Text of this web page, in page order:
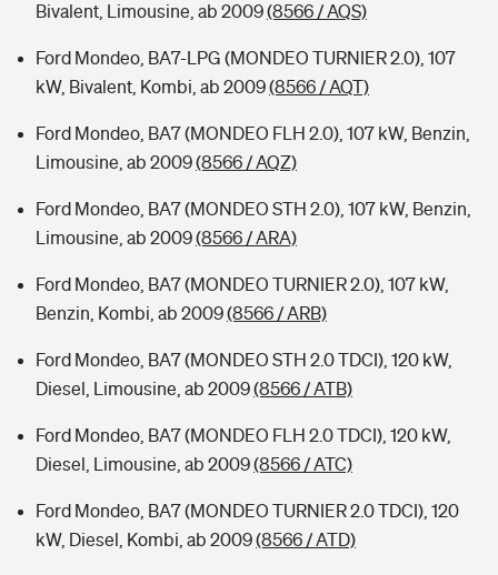
Bivalent, Limousine, ab 2009(8566 / AQS)
Ford Mondeo, BA7-LPG (MONDEO TURNIER 2.0), 107
kW, Bivalent, Kombi, ab 2009(8566 / AQT)
Ford Mondeo, BA7 (MONDEO FLH 2.0), 107 kW, Benzin,
Limousine, ab 2009(8566 / AQZ)
Ford Mondeo, BA7 (MONDEO STH 2.0), 107 kW, Benzin,
Limousine, ab 2009(8566 / ARA)
Ford Mondeo, BA7 (MONDEO TURNIER 2.0), 107 kW,
Benzin, Kombi, ab 2009(8566 / ARB)
Ford Mondeo, BA7 (MONDEO STH 2.0 TDCI), 120 kW,
Diesel, Limousine, ab 2009(8566 / ATB)
Ford Mondeo, BA7 (MONDEO FLH 2.0 TDCI), 120 kW,
Diesel, Limousine, ab 2009(8566 / ATC)
Ford Mondeo, BA7 (MONDEO TURNIER 2.0 TDCI), 120
kW, Diesel, Kombi, ab 2009(8566 / ATD)